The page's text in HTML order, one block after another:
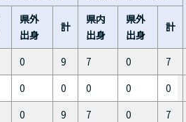
県外
出身
計
県内
出身
県外
出身
計
0 9 7 0
7
0 0 0 0
0
0 9 7 0 7